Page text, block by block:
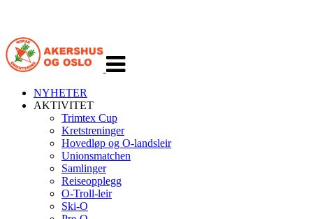
navigasjon
NYHETER
AKTIVITET
Trimtex Cup
Kretstreninger
Hovedløp og O-landsleir
Unionsmatchen
Samlinger
Reiseopplegg
O-Troll-leir
Ski-O